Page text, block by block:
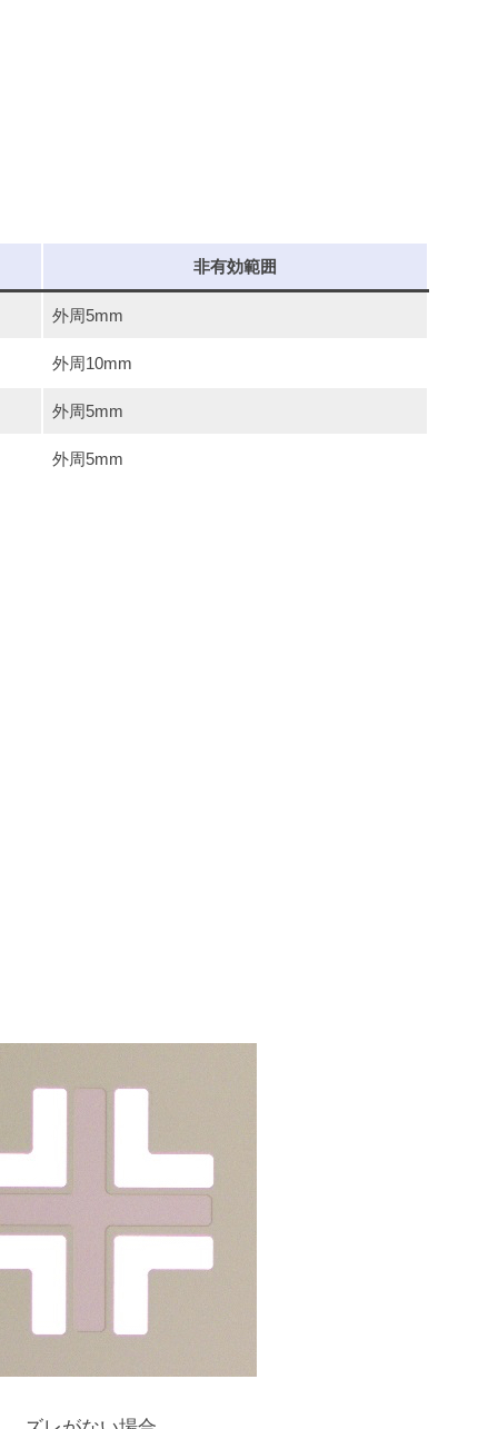
非有効範囲
外周5mm
外周10mm
外周5mm
外周5mm